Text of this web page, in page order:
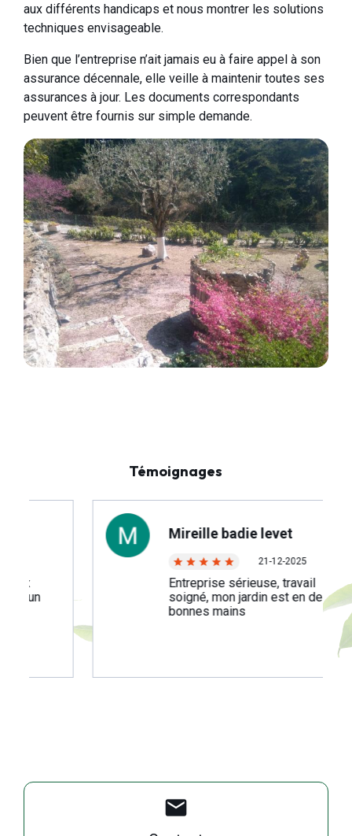
aux différents handicaps et nous montrer les solutions
techniques envisageable.
Bien que l’entreprise n’ait jamais eu à faire appel à son
assurance décennale, elle veille à maintenir toutes ses
assurances à jour. Les documents correspondants
peuvent être fournis sur simple demande.
Témoignages
Mireille badie levet
21-12-2025
Entreprise sérieuse, travail
soigné, mon jardin est en de
bonnes mains
mail